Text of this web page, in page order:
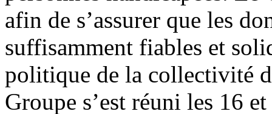
afin de s’assurer que les
suffisamment fiables et
politique de la collectivité
Groupe s’est réuni les 16